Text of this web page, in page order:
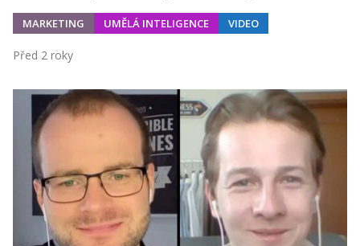
MARKETING UMĚLÁ INTELIGENCE VIDEO
Před 2 roky